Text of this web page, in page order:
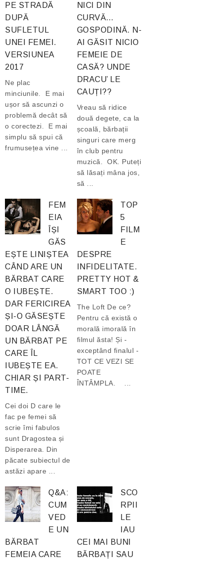
PE STRADĂ
DUPĂ
SUFLETUL
UNEI FEMEI.
VERSIUNEA
2017
Ne plac
minciunile. E mai
ușor să ascunzi o
problemă decât să
o corectezi. E mai
simplu să spui că
frumusețea vine ...
NICI DIN
CURVĂ…
GOSPODINĂ. N-
AI GĂSIT NICIO
FEMEIE DE
CASĂ? UNDE
DRACU’ LE
CAUȚI??
Vreau să ridice
două degete, ca la
școală, bărbații
singuri care merg
în club pentru
muzică. OK. Puteți
să lăsați mâna jos,
să ...
FEM
EIA
ÎȘI
GĂS
EȘTE LINIȘTEA
CÂND ARE UN
BĂRBAT CARE
O IUBEȘTE.
DAR FERICIREA
ȘI-O GĂSEȘTE
DOAR LÂNGĂ
UN BĂRBAT PE
CARE ÎL
IUBEȘTE EA.
CHIAR ȘI PART-
TIME.
Cei doi D care le
fac pe femei să
scrie îmi fabulos
sunt Dragostea și
Disperarea. Din
păcate subiectul de
astăzi apare ...
TOP
5
FILM
E
DESPRE
INFIDELITATE.
PRETTY HOT &
SMART TOO :)
The Loft De ce?
Pentru că există o
morală imorală în
filmul ăsta! Și -
exceptând finalul -
TOT CE VEZI SE
POATE
ÎNTÂMPLA. ...
Q&A:
CUM
VED
E UN
BĂRBAT
FEMEIA CARE
SCO
RPII
LE
IAU
CEI MAI BUNI
BĂRBAȚI SAU